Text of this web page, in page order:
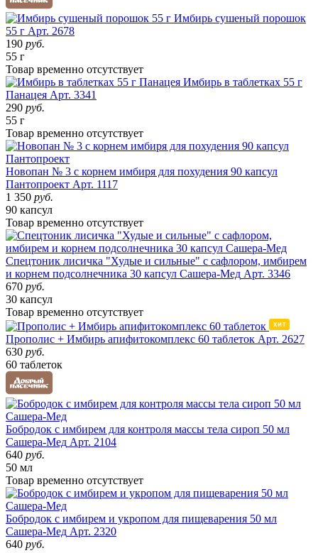
Имбирь сушеный порошок
55 г Арт. 2678
190 руб.
55 г
Товар временно отсутствует
Имбирь в таблетках 55 г
Панацея Арт. 3341
290 руб.
55 г
Товар временно отсутствует
Новопан № 3 с корнем имбиря для похудения 90 капсул
Пантопроект Арт. 1117
1 350 руб.
90 капсул
Товар временно отсутствует
Спецтоник лисичка "Худые и сильные" с сафлором, имбирем
и корнем подсолнечника 30 капсул Сашера-Мед Арт. 3346
670 руб.
30 капсул
Товар временно отсутствует
Прополис + Имбирь апифитокомплекс 60 таблеток Арт. 2627
630 руб.
60 таблеток
Бобродок с имбирем для контроля массы тела сироп 50 мл
Сашера-Мед Арт. 2104
640 руб.
50 мл
Товар временно отсутствует
Бобродок с имбирем и укропом для пищеварения 50 мл
Сашера-Мед Арт. 2320
640 руб.